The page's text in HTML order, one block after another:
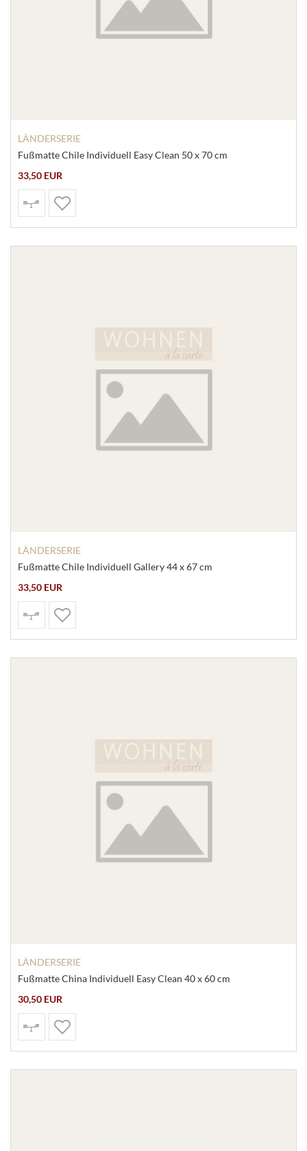
LÄNDERSERIE
Fußmatte Chile Individuell Easy Clean 50 x 70 cm
33,50 EUR
LÄNDERSERIE
Fußmatte Chile Individuell Gallery 44 x 67 cm
33,50 EUR
LÄNDERSERIE
Fußmatte China Individuell Easy Clean 40 x 60 cm
30,50 EUR